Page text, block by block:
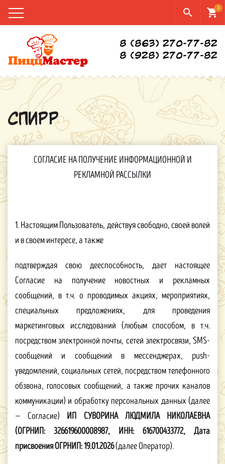
shopping_cart0
search
8 (863) 270-77-82
8 (928) 270-77-82
СПИРР
СОГЛАСИЕ НА ПОЛУЧЕНИЕ ИНФОРМАЦИОННОЙ И
РЕКЛАМНОЙ РАССЫЛКИ
1. Настоящим Пользователь, действуя свободно, своей волей
и в своем интересе, а также
подтверждая свою дееспособность, дает настоящее
Согласие на получение новостных и рекламных
сообщений, в т.ч. о проводимых акциях, мероприятиях,
специальных предложениях, для проведения
маркетинговых исследований (любым способом, в т.ч.
посредством электронной почты, сетей электросвязи, SMS-
сообщений и сообщений в мессенджерах, рush-
уведомлений, социальных сетей, посредством телефонного
обзвона, голосовых сообщений, а также прочих каналов
коммуникации) и обработку персональных данных (далее
— Согласие) ИП
СУВОРИНА ЛЮДМИЛА НИКОЛАЕВНА
(ОГРНИП: 326619600008987, ИНН: 616700433772, Дата
присвоения ОГРНИП: 19.01.2026(далее Оператор).